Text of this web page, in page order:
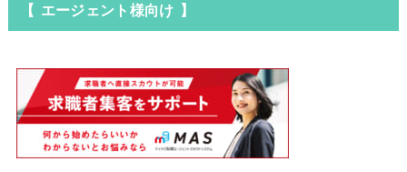
【 エージェント様向け 】